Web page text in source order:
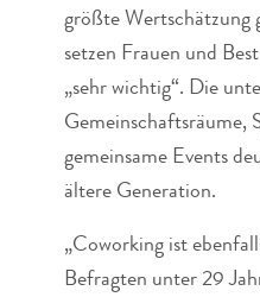
größte Wertschätzung
setzen Frauen und
„sehr wichtig“. Die
Gemeinschaftsräume,
gemeinsame Events
ältere Generation.
„Coworking ist
Befragten unter 29